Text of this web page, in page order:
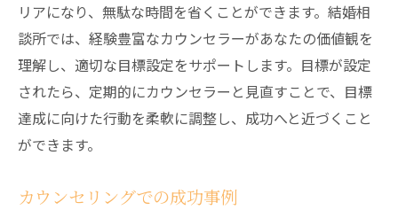
リアになり、無駄な時間を省くことができます。結婚相
談所では、経験豊富なカウンセラーがあなたの価値観を
理解し、適切な目標設定をサポートします。目標が設定
されたら、定期的にカウンセラーと見直すことで、目標
達成に向けた行動を柔軟に調整し、成功へと近づくこと
ができます。
カウンセリングでの成功事例